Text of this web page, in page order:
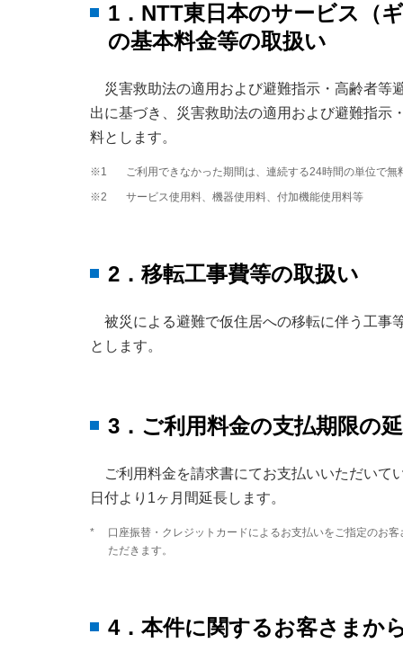
1．NTT東日本のサービス（
の基本料金等の取扱い
災害救助法の適用および避難指示・高齢者等
出に基づき、災害救助法の適用および避難指示
料とします。
※1
ご利用できなかった期間は、連続する24時間の単位で
※2
サービス使用料、機器使用料、付加機能使用料等
2．移転工事費等の取扱い
被災による避難で仮住居への移転に伴う工事
とします。
3．ご利用料金の支払期限の
ご利用料金を請求書にてお支払いいただいて
日付より1ヶ月間延長します。
*
口座振替・クレジットカードによるお支払いをご指定のお
ただきます。
4．本件に関するお客さまか